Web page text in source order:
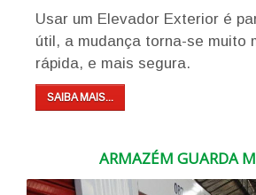
Usar um Elevador Exterior é
útil, a mudança torna-se muito
rápida, e mais segura.
SAIBA MAIS...
ARMAZÉM GUARDA